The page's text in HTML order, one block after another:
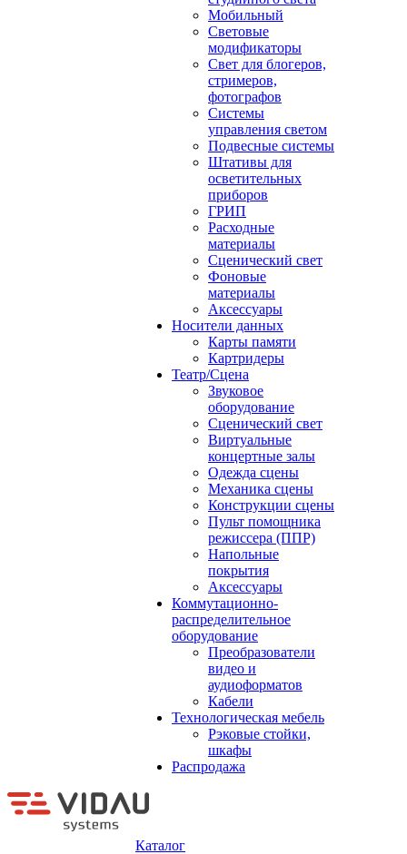
Мобильный
Световые
модификаторы
Свет для блогеров,
стримеров,
фотографов
Системы
управления светом
Подвесные системы
Штативы для
осветительных
приборов
ГРИП
Расходные
материалы
Сценический свет
Фоновые
материалы
Аксессуары
Носители данных
Карты памяти
Картридеры
Театр/Сцена
Звуковое
оборудование
Сценический свет
Виртуальные
концертные залы
Одежда сцены
Механика сцены
Конструкции сцены
Пульт помощника
режиссера (ППР)
Напольные
покрытия
Аксессуары
Коммутационно-
распределительное
оборудование
Преобразователи
видео и
аудиоформатов
Кабели
Технологическая мебель
Рэковые стойки,
шкафы
Распродажа
Каталог